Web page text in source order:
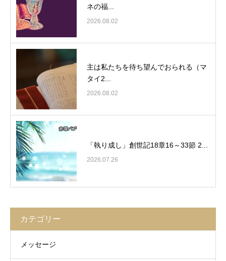
ネの福...
2026.08.02
主は私たちを待ち望んでおられる（マ
タイ2...
2026.08.02
「執り成し」創世記18章16～33節 2...
2026.07.26
カテゴリー
メッセージ